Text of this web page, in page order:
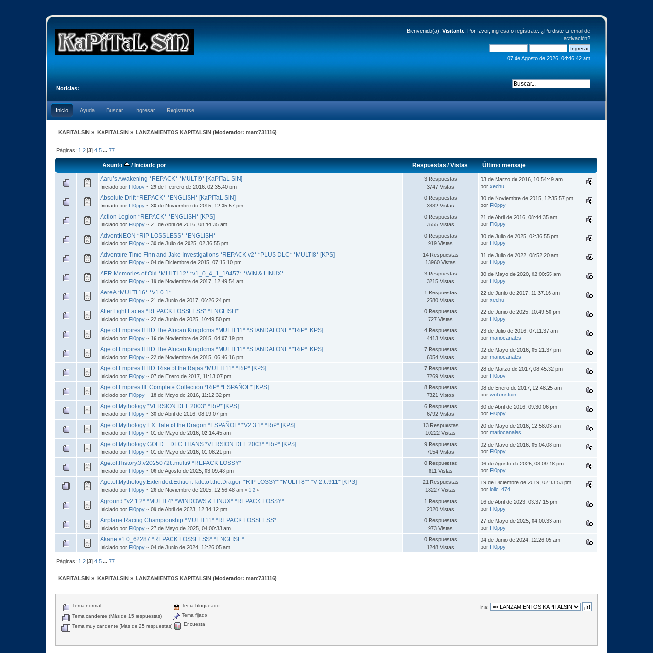
Bienvenido(a), Visitante. Por favor, ingresao regístrate. ¿Perdiste tu email de
activación?
07 de Agosto de 2026, 04:46:42 am
Noticias:
Inicio Ayuda Buscar Ingresar Registrarse
KAPITALSIN » KAPITALSIN» LANZAMIENTOS KAPITALSIN (Moderador:marc731116)
Páginas: 1 2 [3]4 5 ...77
Asunto /Iniciado por Respuestas/Vistas
Último mensaje
Aaru’s Awakening *REPACK* *MULTI9* [KaPiTaL SiN]
Iniciado por Fl0ppy ~ 29 de Febrero de 2016, 02:35:40 pm
3 Respuestas
3747 Vistas
03 de Marzo de 2016, 10:54:49 am
porxechu
Absolute Drift *REPACK* *ENGLISH* [KaPiTaL SiN]
Iniciado por Fl0ppy ~ 30 de Noviembre de 2015, 12:35:57 pm
0 Respuestas
3332 Vistas
30 de Noviembre de 2015, 12:35:57 pm
por Fl0ppy
Action Legion *REPACK* *ENGLISH* [KPS]
Iniciado por Fl0ppy ~ 21 de Abril de 2016, 08:44:35 am
0 Respuestas
3555 Vistas
21 de Abril de 2016, 08:44:35 am
por Fl0ppy
AdventNEON *RiP LOSSLESS* *ENGLISH*
Iniciado por Fl0ppy ~ 30 de Julio de 2025, 02:36:55 pm
0 Respuestas
919 Vistas
30 de Julio de 2025, 02:36:55 pm
por Fl0ppy
Adventure Time Finn and Jake Investigations *REPACK v2* *PLUS DLC* *MULTI8* [KPS]
Iniciado por Fl0ppy ~ 04 de Diciembre de 2015, 07:16:10 pm
14 Respuestas
13960 Vistas
31 de Julio de 2022, 08:52:20 am
por Fl0ppy
AER Memories of Old *MULTI 12* *v1_0_4_1_19457* *WIN & LINUX*
Iniciado por Fl0ppy ~ 19 de Noviembre de 2017, 12:49:54 am
3 Respuestas
3215 Vistas
30 de Mayo de 2020, 02:00:55 am
por Fl0ppy
AereA *MULTI 16* *V1.0.1*
Iniciado por Fl0ppy ~ 21 de Junio de 2017, 06:26:24 pm
1 Respuestas
2580 Vistas
22 de Junio de 2017, 11:37:16 am
porxechu
After.Light.Fades *REPACK LOSSLESS* *ENGLISH*
Iniciado por Fl0ppy ~ 22 de Junio de 2025, 10:49:50 pm
0 Respuestas
727 Vistas
22 de Junio de 2025, 10:49:50 pm
por Fl0ppy
Age of Empires II HD The African Kingdoms *MULTI 11* *STANDALONE* *RiP* [KPS]
Iniciado por Fl0ppy ~ 16 de Noviembre de 2015, 04:07:19 pm
4 Respuestas
4413 Vistas
23 de Julio de 2016, 07:11:37 am
pormariocanales
Age of Empires II HD The African Kingdoms *MULTI 11* *STANDALONE* *RiP* [KPS]
Iniciado por Fl0ppy ~ 22 de Noviembre de 2015, 06:46:16 pm
7 Respuestas
6054 Vistas
02 de Mayo de 2016, 05:21:37 pm
pormariocanales
Age of Empires II HD: Rise of the Rajas *MULTI 11* *RiP* [KPS]
Iniciado por Fl0ppy ~ 07 de Enero de 2017, 11:13:07 pm
7 Respuestas
7269 Vistas
28 de Marzo de 2017, 08:45:32 pm
por Fl0ppy
Age of Empires III: Complete Collection *RiP* *ESPAÑOL* [KPS]
Iniciado por Fl0ppy ~ 18 de Mayo de 2016, 11:12:32 pm
8 Respuestas
7321 Vistas
08 de Enero de 2017, 12:48:25 am
porwolfenstein
Age of Mythology *VERSION DEL 2003* *RiP* [KPS]
Iniciado por Fl0ppy ~ 30 de Abril de 2016, 08:19:07 pm
6 Respuestas
6792 Vistas
30 de Abril de 2016, 09:30:06 pm
por Fl0ppy
Age of Mythology EX: Tale of the Dragon *ESPAÑOL* *V2.3.1* *RiP* [KPS]
Iniciado por Fl0ppy ~ 01 de Mayo de 2016, 02:14:45 am
13 Respuestas
10222 Vistas
20 de Mayo de 2016, 12:58:03 am
pormariocanales
Age of Mythology GOLD + DLC TITANS *VERSION DEL 2003* *RiP* [KPS]
Iniciado por Fl0ppy ~ 01 de Mayo de 2016, 01:08:21 pm
9 Respuestas
7154 Vistas
02 de Mayo de 2016, 05:04:08 pm
por Fl0ppy
Age.of.History.3.v20250728.multi9 *REPACK LOSSY*
Iniciado por Fl0ppy ~ 06 de Agosto de 2025, 03:09:48 pm
0 Respuestas
811 Vistas
06 de Agosto de 2025, 03:09:48 pm
por Fl0ppy
Age.of.Mythology.Extended.Edition.Tale.of.the.Dragon *RIP LOSSY* *MULTI 8** *V 2.6.911* [KPS]
Iniciado por Fl0ppy ~ 26 de Noviembre de 2015, 12:56:48 am« 1 2 »
21 Respuestas
18227 Vistas
19 de Diciembre de 2019, 02:33:53 pm
porlollo_474
Aground *v2.1.2* *MULTI 4* *WINDOWS & LINUX* *REPACK LOSSY*
Iniciado por Fl0ppy ~ 09 de Abril de 2023, 12:34:12 pm
1 Respuestas
2020 Vistas
16 de Abril de 2023, 03:37:15 pm
por Fl0ppy
Airplane Racing Championship *MULTI 11* *REPACK LOSSLESS*
Iniciado por Fl0ppy ~ 27 de Mayo de 2025, 04:00:33 am
0 Respuestas
973 Vistas
27 de Mayo de 2025, 04:00:33 am
por Fl0ppy
Akane.v1.0_62287 *REPACK LOSSLESS* *ENGLISH*
Iniciado por Fl0ppy ~ 04 de Junio de 2024, 12:26:05 am
0 Respuestas
1248 Vistas
04 de Junio de 2024, 12:26:05 am
por Fl0ppy
Páginas: 1 2 [3]4 5 ...77
KAPITALSIN » KAPITALSIN» LANZAMIENTOS KAPITALSIN (Moderador:marc731116)
Ir a:
Tema normal
Tema candente (Más de 15 respuestas)
Tema muy candente (Más de 25 respuestas)
Tema bloqueado
Tema fijado
Encuesta